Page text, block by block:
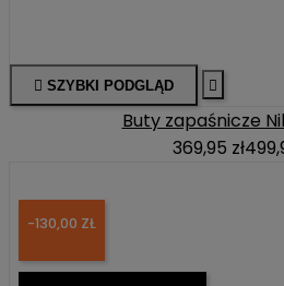
 SZYBKI PODGLĄD 
Buty zapaśnicze
369,95 zł
-130,00 ZŁ